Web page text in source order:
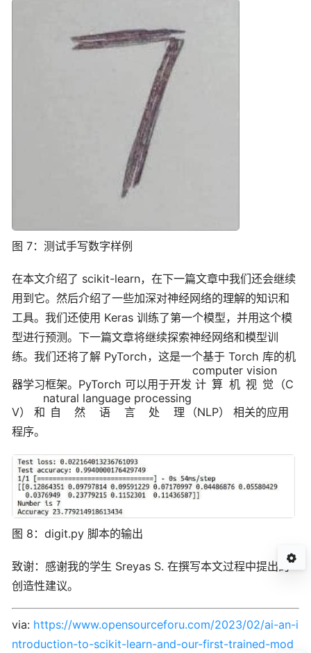
图 7：测试手写数字样例
在本文介绍了 scikit-learn，在下一篇文章中我们还会继续
用到它。然后介绍了一些加深对神经网络的理解的知识和
工具。我们还使用 Keras 训练了第一个模型，并用这个模
型进行预测。下一篇文章将继续探索神经网络和模型训
练。我们还将了解 PyTorch，这是一个基于 Torch 库的机
器学习框架。PyTorch 可以用于开发 计算机视觉
computer vision
（C
V） 和 自然语言处理
natural language processing
（NLP） 相关的应用
程序。
图 8：digit.py 脚本的输出
致谢：感谢我的学生 Sreyas S. 在撰写本文过程中提出的
创造性建议。
via: https://www.opensourceforu.com/2023/02/ai-an-i
ntroduction-to-scikit-learn-and-our-first-trained-mod